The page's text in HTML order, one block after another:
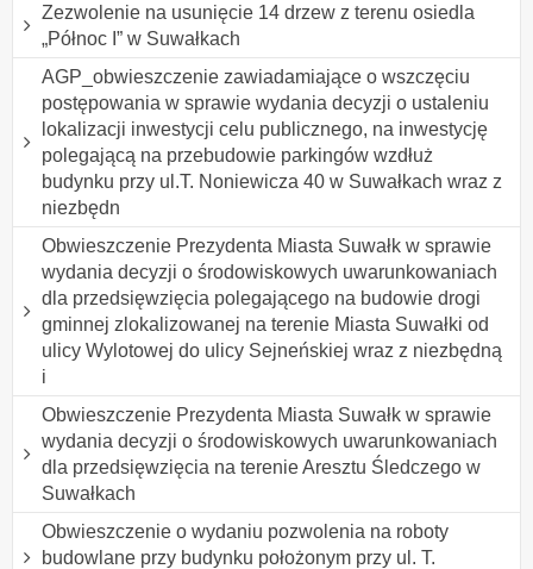
Zezwolenie na usunięcie 14 drzew z terenu osiedla
„Północ I” w Suwałkach
AGP_obwieszczenie zawiadamiające o wszczęciu
postępowania w sprawie wydania decyzji o ustaleniu
lokalizacji inwestycji celu publicznego, na inwestycję
polegającą na przebudowie parkingów wzdłuż
budynku przy ul.T. Noniewicza 40 w Suwałkach wraz z
niezbędn
Obwieszczenie Prezydenta Miasta Suwałk w sprawie
wydania decyzji o środowiskowych uwarunkowaniach
dla przedsięwzięcia polegającego na budowie drogi
gminnej zlokalizowanej na terenie Miasta Suwałki od
ulicy Wylotowej do ulicy Sejneńskiej wraz z niezbędną
i
Obwieszczenie Prezydenta Miasta Suwałk w sprawie
wydania decyzji o środowiskowych uwarunkowaniach
dla przedsięwzięcia na terenie Aresztu Śledczego w
Suwałkach
Obwieszczenie o wydaniu pozwolenia na roboty
budowlane przy budynku położonym przy ul. T.